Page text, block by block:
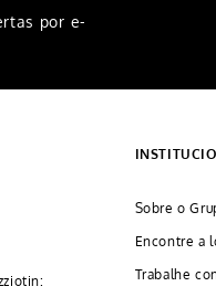
por e-
Sobre o
Encontre a
Trabalhe